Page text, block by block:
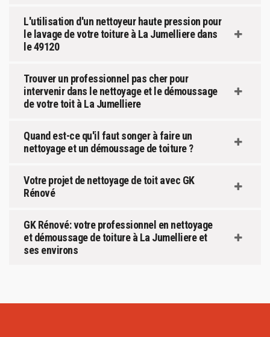
L'utilisation d'un nettoyeur haute pression pour
le lavage de votre toiture à La Jumelliere dans
le 49120
Trouver un professionnel pas cher pour
intervenir dans le nettoyage et le démoussage
de votre toit à La Jumelliere
Quand est-ce qu'il faut songer à faire un
nettoyage et un démoussage de toiture ?
Votre projet de nettoyage de toit avec GK
Rénové
GK Rénové: votre professionnel en nettoyage
et démoussage de toiture à La Jumelliere et
ses environs